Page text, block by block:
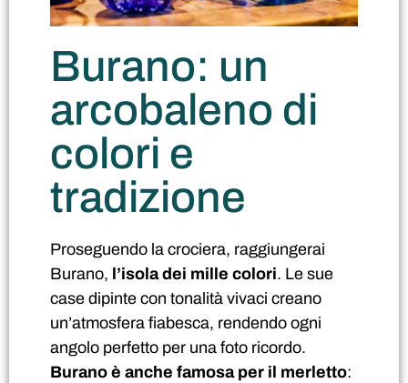
Burano: un
arcobaleno di
colori e
tradizione
Proseguendo la crociera, raggiungerai
Burano, l’isola dei mille colori. Le sue
case dipinte con tonalità vivaci creano
un’atmosfera fiabesca, rendendo ogni
angolo perfetto per una foto ricordo.
Burano è anche famosa per il merletto: